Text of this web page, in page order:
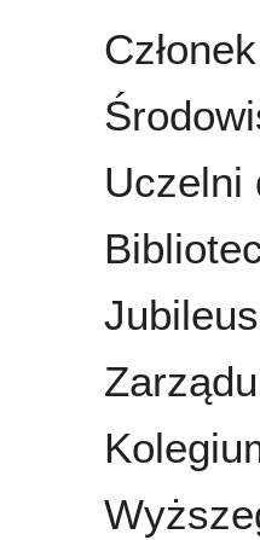
Uczelni